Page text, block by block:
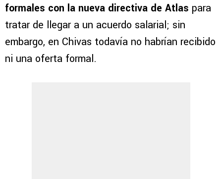
formales con la nueva directiva de Atlas para
tratar de llegar a un acuerdo salarial; sin
embargo, en Chivas todavía no habrían recibido
ni una oferta formal.